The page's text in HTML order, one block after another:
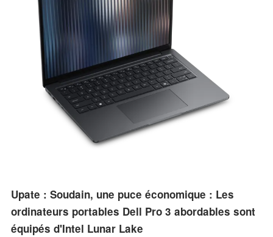
Upate : Soudain, une puce économique : Les
ordinateurs portables Dell Pro 3 abordables sont
équipés d'Intel Lunar Lake